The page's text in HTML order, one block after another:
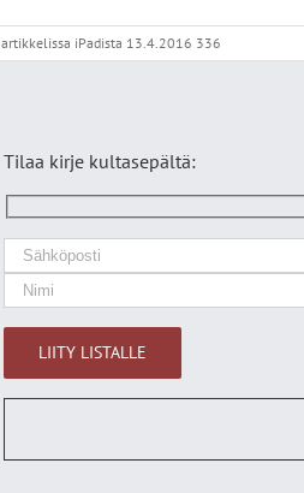
artikkelissa iPadista 13.4.2016 336
Tilaa kirje kultasepältä: